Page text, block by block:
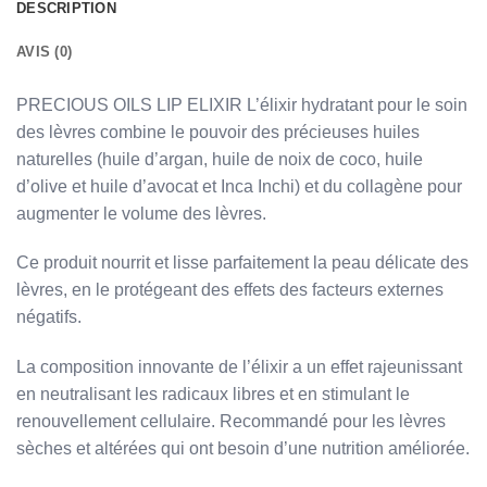
DESCRIPTION
AVIS (0)
PRECIOUS OILS LIP ELIXIR L’élixir hydratant pour le soin
des lèvres combine le pouvoir des précieuses huiles
naturelles (huile d’argan, huile de noix de coco, huile
d’olive et huile d’avocat et Inca Inchi) et du collagène pour
augmenter le volume des lèvres.
Ce produit nourrit et lisse parfaitement la peau délicate des
lèvres, en le protégeant des effets des facteurs externes
négatifs.
La composition innovante de l’élixir a un effet rajeunissant
en neutralisant les radicaux libres et en stimulant le
renouvellement cellulaire. Recommandé pour les lèvres
sèches et altérées qui ont besoin d’une nutrition améliorée.